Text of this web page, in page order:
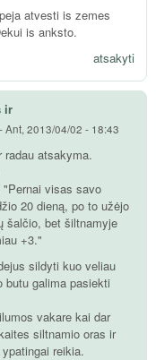
atvesti is zemes
is anksto.
atsakyti
ir
-Ant, 2013/04/02 - 18:43
radau atsakyma.
visas savo
20 dieną, po to užėjo
šalčio, bet šiltnamyje
+3."
sildyti kuo veliau
butu galima pasiekti
vakare kai dar
siltnamio oras ir
reikia.